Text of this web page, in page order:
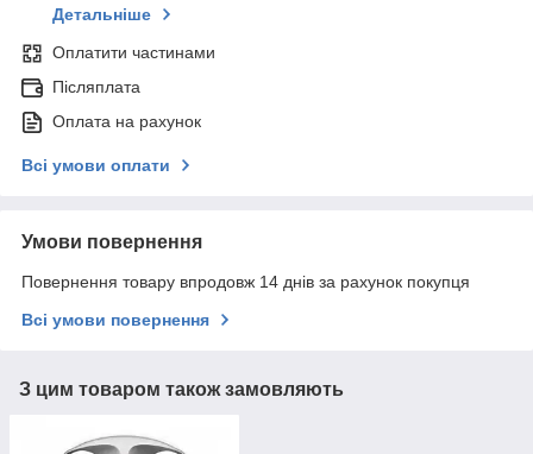
Детальніше
Оплатити частинами
Післяплата
Оплата на рахунок
Всі умови оплати
Умови повернення
Повернення товару впродовж 14 днів за рахунок покупця
Всі умови повернення
З цим товаром також замовляють